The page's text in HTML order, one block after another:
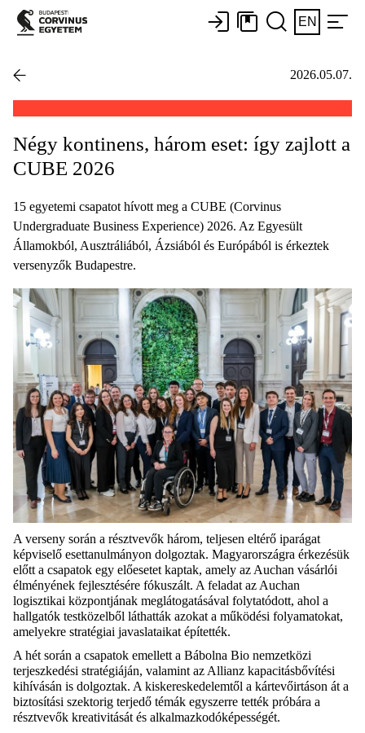
EN
2026.05.07.
Négy kontinens, három eset: így zajlott a
CUBE 2026
15 egyetemi csapatot hívott meg a CUBE (Corvinus
Undergraduate Business Experience) 2026. Az Egyesült
Államokból, Ausztráliából, Ázsiából és Európából is érkeztek
versenyzők Budapestre.
A verseny során a résztvevők három, teljesen eltérő iparágat
képviselő esettanulmányon dolgoztak. Magyarországra érkezésük
előtt a csapatok egy előesetet kaptak, amely az Auchan vásárlói
élményének fejlesztésére fókuszált. A feladat az Auchan
logisztikai központjának meglátogatásával folytatódott, ahol a
hallgatók testközelből láthatták azokat a működési folyamatokat,
amelyekre stratégiai javaslataikat építették.
A hét során a csapatok emellett a Bábolna Bio nemzetközi
terjeszkedési stratégiáján, valamint az Allianz kapacitásbővítési
kihívásán is dolgoztak. A kiskereskedelemtől a kártevőirtáson át a
biztosítási szektorig terjedő témák egyszerre tették próbára a
résztvevők kreativitását és alkalmazkodóképességét.